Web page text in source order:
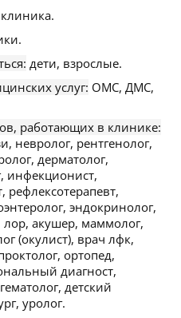
дети, взрослые.
услуг: ОМС, ДМС,
работающих в клинике:
невролог, рентгенолог,
дерматолог,
инфекционист,
рефлексотерапевт,
эндокринолог,
лор, акушер, маммолог,
(окулист), врач лфк,
ортопед,
диагност,
детский
уролог.